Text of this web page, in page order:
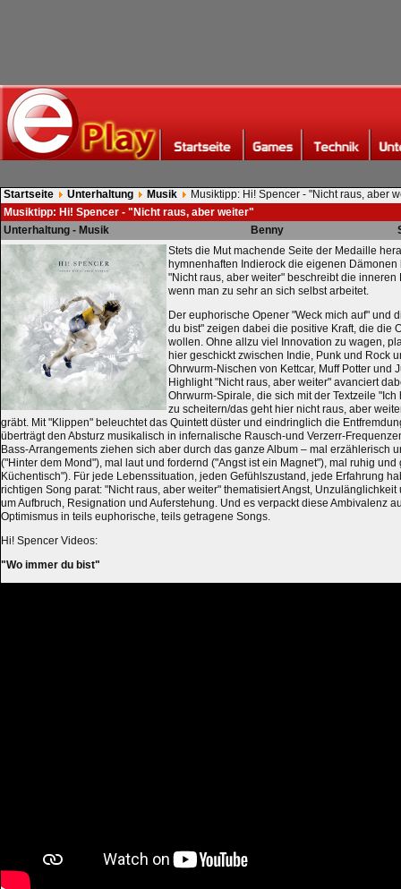
Startseite Unterhaltung Musik
Musiktipp: Hi! Spencer - "Nicht raus, aber
Musiktipp: Hi! Spencer - "Nicht raus, aber weiter"
Unterhaltung - Musik
Benny
Stets die Mut machende Seite der Medaille
hymnenhaften Indierock die eigenen
"Nicht raus, aber weiter" beschreibt die inneren
wenn man zu sehr an sich selbst arbeitet.
Der euphorische Opener "Weck mich auf" und
du bist" zeigen dabei die positive Kraft, die die
wollen. Ohne allzu viel Innovation zu wagen,
hier geschickt zwischen Indie, Punk und Rock
Ohrwurm-Nischen von Kettcar, Muff Potter und
Highlight "Nicht raus, aber weiter" avanciert
Ohrwurm-Spirale, die sich mit der Textzeile
zu scheitern/das geht hier nicht raus, aber
gräbt. Mit "Klippen" beleuchtet das Quintett düster und eindringlich die
überträgt den Absturz musikalisch in infernalische Rausch-und Verzerr-
Bass-Arrangements ziehen sich aber durch das ganze Album – mal erzählerisch
("Hinter dem Mond"), mal laut und fordernd ("Angst ist ein Magnet"), mal ruhig und
Küchentisch"). Für jede Lebenssituation, jeden Gefühlszustand, jede Erfahrung
richtigen Song parat: "Nicht raus, aber weiter" thematisiert Angst,
um Aufbruch, Resignation und Auferstehung. Und es verpackt diese Ambivalenz
Optimismus in teils euphorische, teils getragene Songs.
Hi! Spencer Videos:
"Wo immer du bist"